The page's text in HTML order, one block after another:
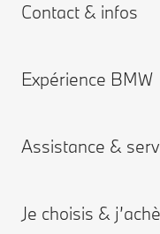
Contact & infos
Aide & Contact
Assistance routière
Expérience BMW
Carrières chez BMW
Assistance &
Je réserve un rendez-
Je choisis &